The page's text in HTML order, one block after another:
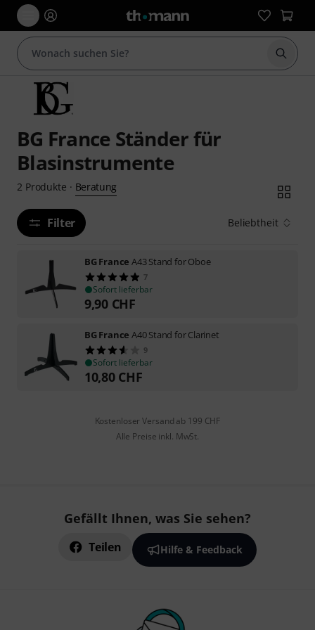
Suche
BG France Ständer für
Blasinstrumente
2 Produkte · Beratung
Filter Beliebtheit
BG France A43 Stand for Oboe
7
Sofort lieferbar
9,90 CHF
BG France A40 Stand for Clarinet
9
Sofort lieferbar
10,80 CHF
Kostenloser Versand ab 199 CHF
Alle Preise inkl. MwSt.
Gefällt Ihnen, was Sie sehen?
Teilen Hilfe & Feedback